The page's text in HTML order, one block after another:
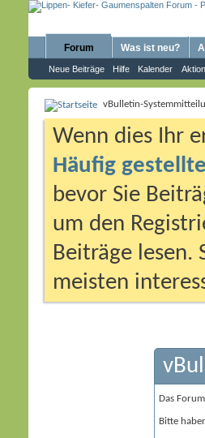
Forum
Neue Beiträge Hilfe Kalender
Was ist neu?
vBulletin-
Wenn dies Ihr
Häufig
bevor Sie
um den
Beiträge lesen.
meisten
Das
Bitte